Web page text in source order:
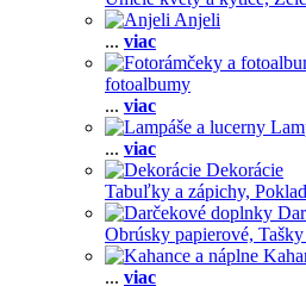
Anjeli
... viac
fotoalbumy
... viac
... viac
Dekorácie
Tabuľky a zápichy,
Obrúsky papierové,
... viac